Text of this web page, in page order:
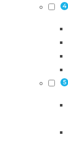
4
5